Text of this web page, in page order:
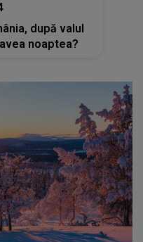
după valul
noaptea?